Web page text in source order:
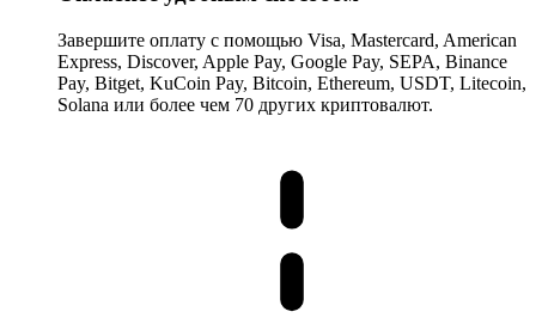
Завершите оплату с помощью Visa, Mastercard, American
Express, Discover, Apple Pay, Google Pay, SEPA, Binance
Pay, Bitget, KuCoin Pay, Bitcoin, Ethereum, USDT, Litecoin,
Solana или более чем 70 других криптовалют.